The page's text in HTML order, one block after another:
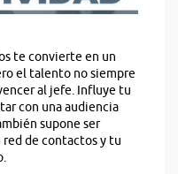
te convierte en un
el talento no siempre
al jefe. Influye tu
con una audiencia
supone ser
de contactos y tu